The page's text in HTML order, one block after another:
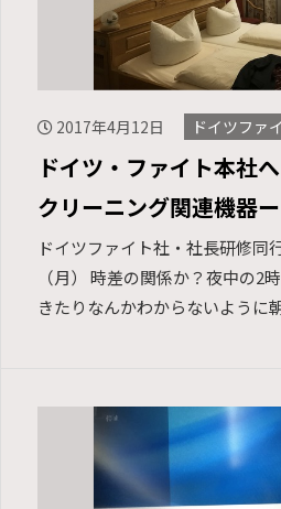
2017年4月12日 ドイツファ
ドイツ・ファイト本社
クリーニング関連機器ー
ドイツファイト社・社長研修同
（月） 時差の関係か？夜中の2
きたりなんかわからないよう